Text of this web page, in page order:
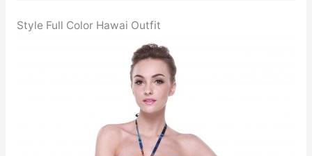
Style Full Color Hawai Outfit